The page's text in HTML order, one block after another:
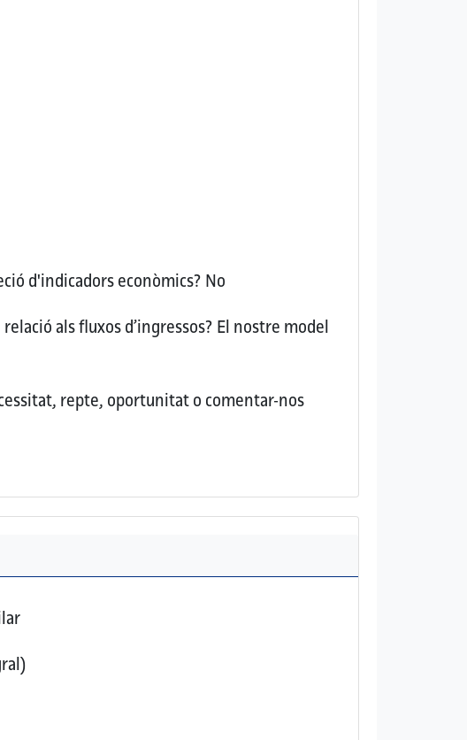
d'indicadors econòmics?No
als fluxos d’ingressos? El nostre model
repte, oportunitat o comentar-nos